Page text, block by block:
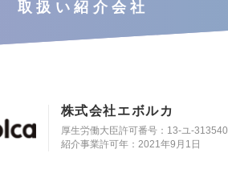
取扱い紹介会社
株式会社エボルカ
厚生労働大臣許可番号：13‐ユ‐313540
紹介事業許可年：2021年9月1日